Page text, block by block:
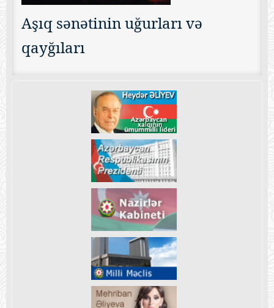
Aşıq sənətinin uğurları və
qayğıları